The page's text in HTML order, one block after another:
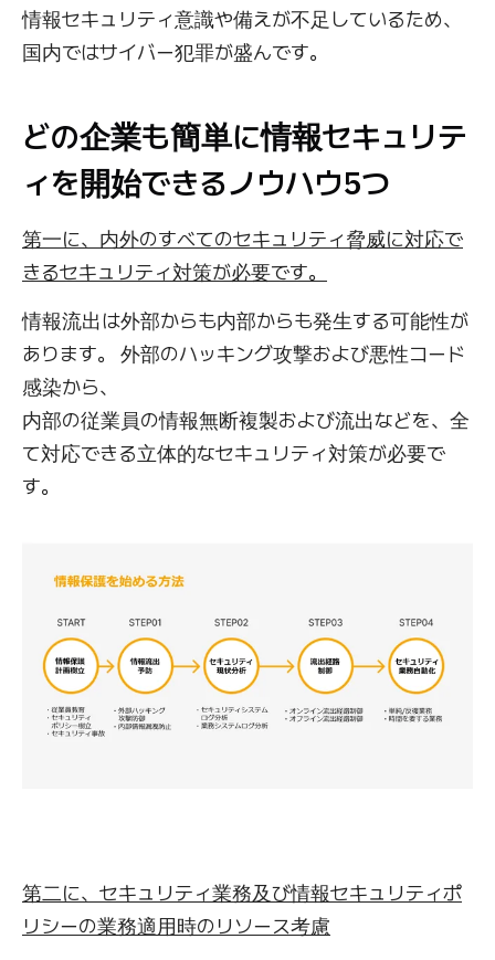
情報セキュリティ意識や備えが不足しているため、
国内ではサイバー犯罪が盛んです。
どの企業も簡単に情報セキュリテ
ィを開始できるノウハウ5つ
第一に、内外のすべてのセキュリティ脅威に対応で
きるセキュリティ対策が必要です。
情報流出は外部からも内部からも発生する可能性が
あります。 外部のハッキング攻撃および悪性コード
感染から、
内部の従業員の情報無断複製および流出などを、全
て対応できる立体的なセキュリティ対策が必要で
す。
第二に、セキュリティ業務及び情報セキュリティポ
リシーの業務適用時のリソース考慮